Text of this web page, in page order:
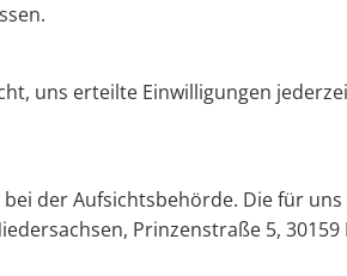
uns erteilte Einwilligungen
der Aufsichtsbehörde. Die für
Prinzenstraße 5, 30159